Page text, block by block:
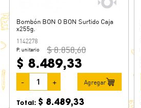
Bombón BON O BON Surtido Caja
x255g.
1142278
P. unitario $ 8.858,60
$ 8.489,33
- + Agregar
Total: $ 8.489,33